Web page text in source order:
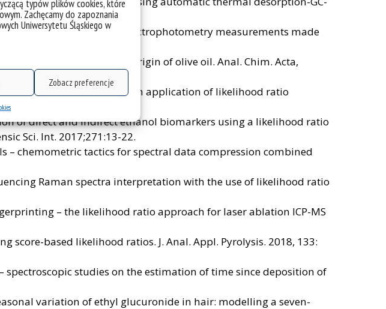
typów plików cookies, które
Zachęcamy do zapoznania
Uniwersytetu Śląskiego w
Zobacz preferencje
75.
evidential value of microspectrophotometry measurements made
of the geographical origin of olive oil. Anal. Chim. Acta,
as a forensic problem. An application of likelihood ratio
of direct and indirect ethanol biomarkers using a likelihood ratio
Sci. Int. 2017;271:13-22.
– chemometric tactics for spectral data compression combined
Raman spectra interpretation with the use of likelihood ratio
– the likelihood ratio approach for laser ablation ICP-MS
score-based likelihood ratios. J. Anal. Appl. Pyrolysis. 2018, 133:
spectroscopic studies on the estimation of time since deposition of
variation of ethyl glucuronide in hair: modelling a seven-